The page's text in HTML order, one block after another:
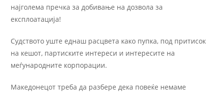
најголема пречка за добивање на дозвола за
експлоатација!
Судството уште еднаш расцвета како пупка, под притисок
на кешот, партиските интереси и интересите на
меѓународните корпорации.
Македонецот треба да разбере дека повеќе немаме